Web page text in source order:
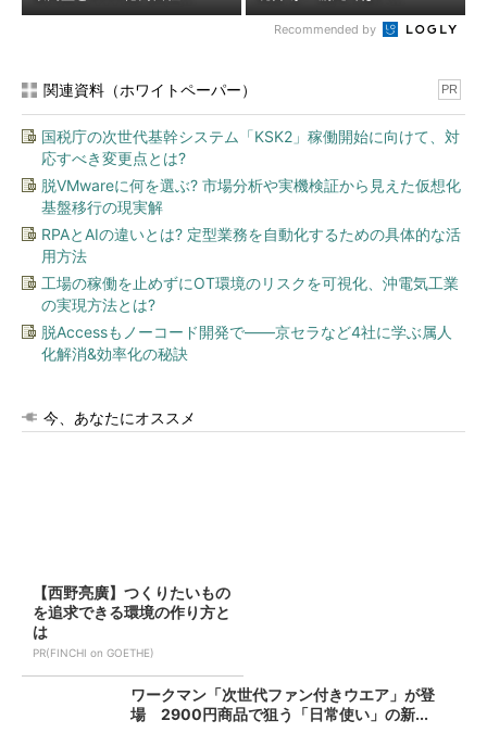
Recommended by
関連資料（ホワイトペーパー） PR
国税庁の次世代基幹システム「KSK2」稼働開始に向けて、対
応すべき変更点とは?
脱VMwareに何を選ぶ? 市場分析や実機検証から見えた仮想化
基盤移行の現実解
RPAとAIの違いとは? 定型業務を自動化するための具体的な活
用方法
工場の稼働を止めずにOT環境のリスクを可視化、沖電気工業
の実現方法とは?
脱Accessもノーコード開発で――京セラなど4社に学ぶ属人
化解消&効率化の秘訣
今、あなたにオススメ
【西野亮廣】つくりたいもの
を追求できる環境の作り方と
は
PR(FINCHI on GOETHE)
ワークマン「次世代ファン付きウエア」が登
場 2900円商品で狙う「日常使い」の新...